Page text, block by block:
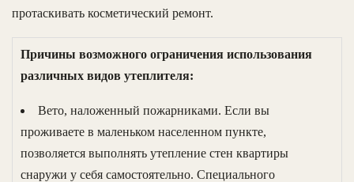
протаскивать косметический ремонт.
Причины возможного ограничения использования
различных видов утеплителя:
Вето, наложенный пожарниками. Если вы
проживаете в маленьком населенном пункте,
позволяется выполнять утепление стен квартиры
снаружи у себя самостоятельно. Специального